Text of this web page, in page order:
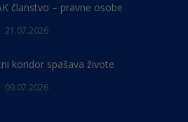
članstvo – pravne osobe
21.07.2026
koridor spašava živote
09.07.2026